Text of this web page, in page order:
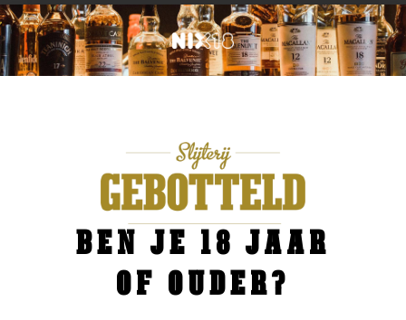
BEN JE 18 JAAR
OF OUDER?